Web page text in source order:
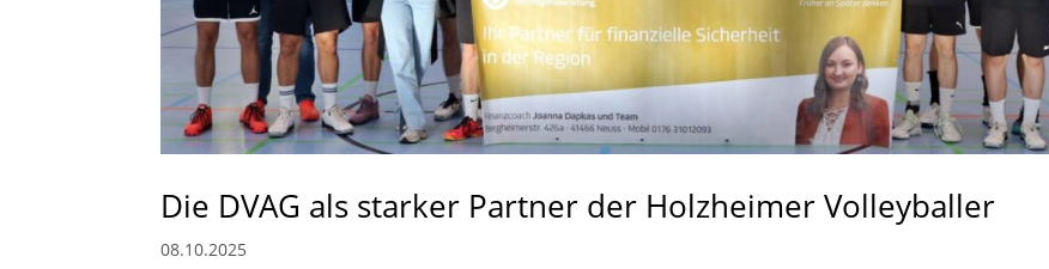
Die DVAG als starker Partner der Holzheimer Volleyballer
08.10.2025